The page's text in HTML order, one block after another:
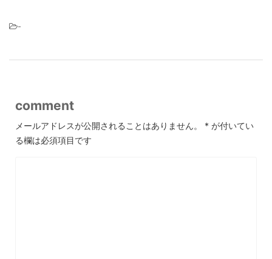
-
comment
メールアドレスが公開されることはありません。 * が付いてい
る欄は必須項目です